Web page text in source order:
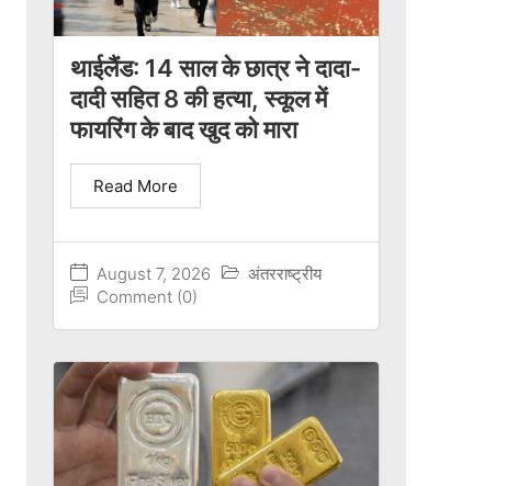
थाईलैंड: 14 साल के छात्र ने दादा-
दादी सहित 8 की हत्या, स्कूल में
फायरिंग के बाद खुद को मारा
August 7, 2026
अंतरराष्ट्रीय
Comment (0)
Read More